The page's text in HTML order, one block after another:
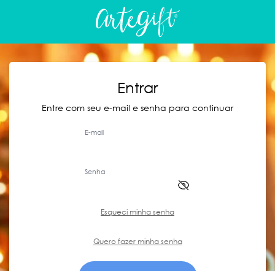
Entrar
Entre com seu e-mail e senha para continuar
E-mail
Senha
Esqueci minha senha
Quero fazer minha senha